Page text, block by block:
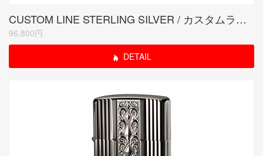
CUSTOM LINE STERLING SILVER / カスタムラインスターリングシルバー
96,800円
DETAIL